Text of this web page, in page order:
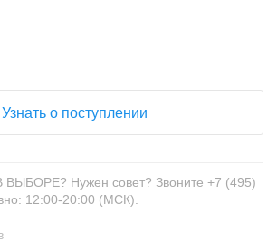
Узнать о поступлении
Нужен совет? Звоните +7 (495)
12:00-20:00 (МСК).